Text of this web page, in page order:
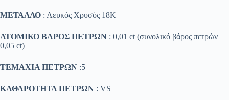
ΜΕΤΑΛΛΟ : Λευκός Χρυσός 18K
ΑΤΟΜΙΚΟ ΒΑΡΟΣ ΠΕΤΡΩΝ : 0,01 ct (συνολικό βάρος πετρών
0,05 ct)
ΤΕΜΑΧΙΑ ΠΕΤΡΩΝ :5
ΚΑΘΑΡΟΤΗΤΑ ΠΕΤΡΩΝ : VS